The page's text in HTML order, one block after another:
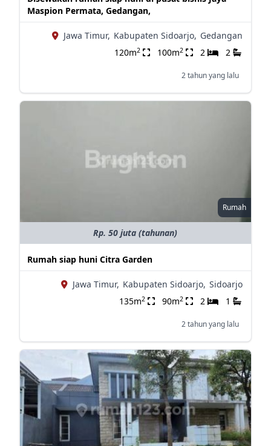
Maspion Permata, Gedangan,
Jawa Timur, Kabupaten Sidoarjo, Gedangan
120m2 100m2 2 2
2 tahun yang lalu
Rumah
Rp. 50 juta (tahunan)
Rumah siap huni Citra Garden
Jawa Timur, Kabupaten Sidoarjo, Sidoarjo
135m2 90m2 2 1
2 tahun yang lalu